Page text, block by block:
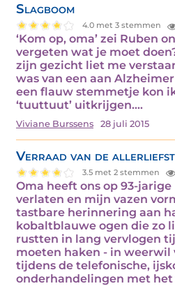
Slagboom
4.0 met 3 stemmen
‘Kom op, oma’ zei Ruben
vergeten wat je moet
zijn gezicht liet me
was van een aan
een flauw stemmetje kon
‘tuuttuut’ uitkrijgen.…
Viviane Burssens 28 juli 2015
Verraad van de
3.5 met 2 stemmen
Oma heeft ons op 93-
verlaten en mijn vazen
tastbare herinnering aan
kobaltblauwe ogen die zo
rustten in lang vervlogen
moeten haken - in weerwil
tijdens de telefonische,
onderhandelingen met